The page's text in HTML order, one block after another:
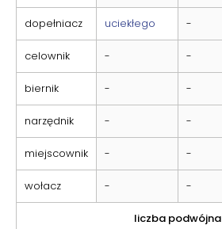
dopełniacz uciekłego -
celownik - -
biernik - -
narzędnik - -
miejscownik - -
wołacz - -
liczba podwójna